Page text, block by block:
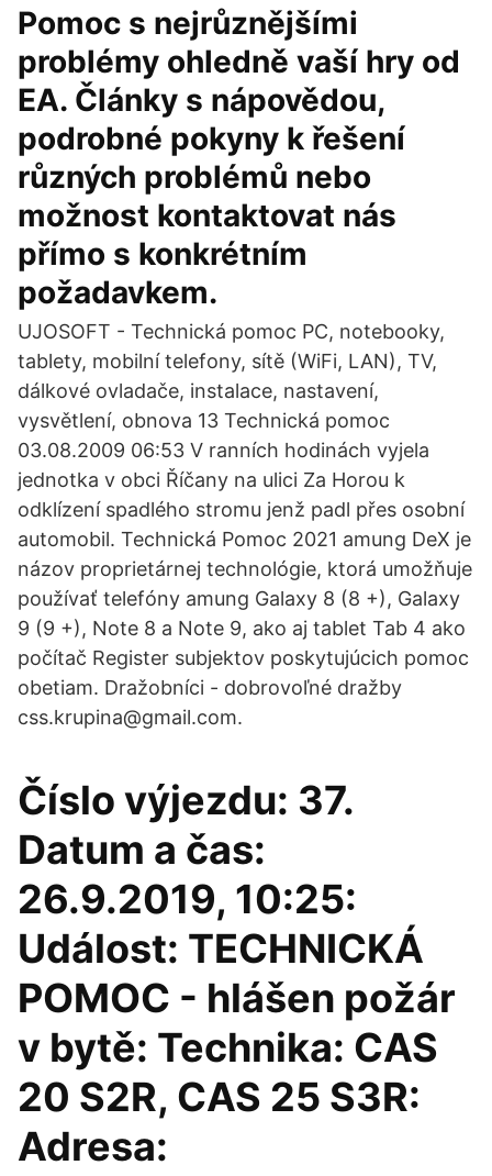
Pomoc s nejrůznějšími
problémy ohledně vaší hry od
EA. Články s nápovědou,
podrobné pokyny k řešení
různých problémů nebo
možnost kontaktovat nás
přímo s konkrétním
požadavkem.
UJOSOFT - Technická pomoc PC, notebooky,
tablety, mobilní telefony, sítě (WiFi, LAN), TV,
dálkové ovladače, instalace, nastavení,
vysvětlení, obnova 13 Technická pomoc
03.08.2009 06:53 V ranních hodinách vyjela
jednotka v obci Říčany na ulici Za Horou k
odklízení spadlého stromu jenž padl přes osobní
automobil. Technická Pomoc 2021 amung DeX je
názov proprietárnej technológie, ktorá umožňuje
používať telefóny amung Galaxy 8 (8 +), Galaxy
9 (9 +), Note 8 a Note 9, ako aj tablet Tab 4 ako
počítač Register subjektov poskytujúcich pomoc
obetiam. Dražobníci - dobrovoľné dražby
css.krupina@gmail.com.
Číslo výjezdu: 37.
Datum a čas:
26.9.2019, 10:25:
Událost: TECHNICKÁ
POMOC - hlášen požár
v bytě: Technika: CAS
20 S2R, CAS 25 S3R:
Adresa: